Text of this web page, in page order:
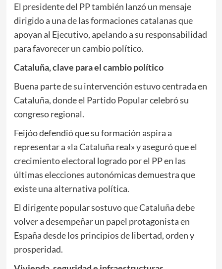
El presidente del PP también lanzó un mensaje
dirigido a una de las formaciones catalanas que
apoyan al Ejecutivo, apelando a su responsabilidad
para favorecer un cambio político.
Cataluña, clave para el cambio político
Buena parte de su intervención estuvo centrada en
Cataluña, donde el Partido Popular celebró su
congreso regional.
Feijóo defendió que su formación aspira a
representar a «la Cataluña real» y aseguró que el
crecimiento electoral logrado por el PP en las
últimas elecciones autonómicas demuestra que
existe una alternativa política.
El dirigente popular sostuvo que Cataluña debe
volver a desempeñar un papel protagonista en
España desde los principios de libertad, orden y
prosperidad.